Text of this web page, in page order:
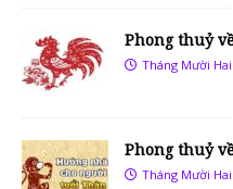
Phong thuỷ
Tháng Mười Hai
Phong thuỷ
Tháng Mười Hai